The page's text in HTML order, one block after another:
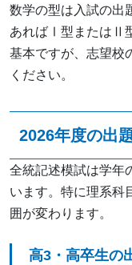
数学の型は入試の出
あればⅠ型またはⅡ
基本ですが、志望校
ください。
2026年度の出
全統記述模試は学年
います。特に理系科
囲が変わります。
高3・高卒生の